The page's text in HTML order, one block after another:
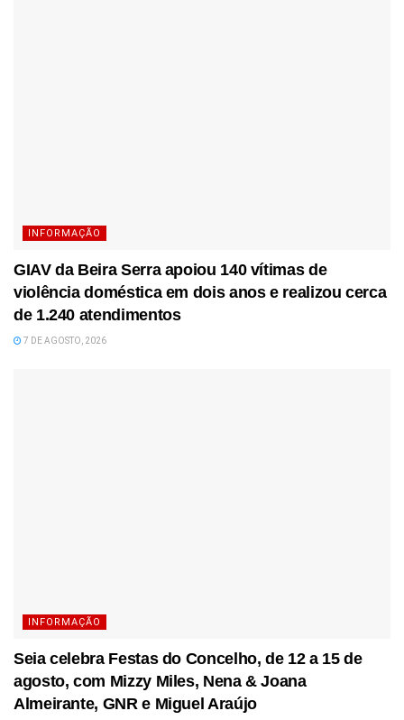
INFORMAÇÃO
GIAV da Beira Serra apoiou 140 vítimas de
violência doméstica em dois anos e realizou cerca
de 1.240 atendimentos
7 DE AGOSTO, 2026
INFORMAÇÃO
Seia celebra Festas do Concelho, de 12 a 15 de
agosto, com Mizzy Miles, Nena & Joana
Almeirante, GNR e Miguel Araújo